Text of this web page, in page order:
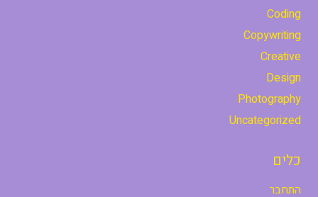
Coding
Copywriting
Creative
Design
Photography
Uncategorized
כלים
התחבר